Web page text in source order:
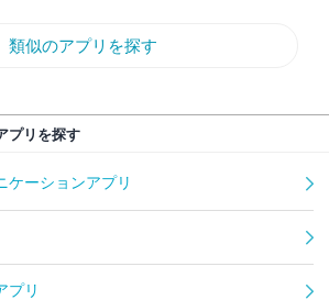
類似のアプリを探す
プリを探す
ケーションアプリ
プリ